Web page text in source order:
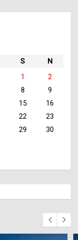
S
N
1
2
8
9
15
16
22
23
29
30